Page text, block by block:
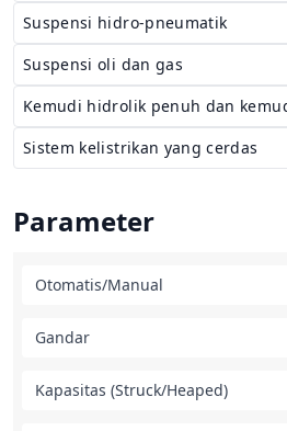
Suspensi hidro-pneumatik
Suspensi oli dan gas
Kemudi hidrolik penuh dan
Sistem kelistrikan yang cerdas
Parameter
Otomatis/Manual
Gandar
Kapasitas (Struck/Heaped)